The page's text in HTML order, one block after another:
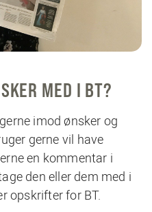
MED I BT?
imod ønsker og
gerne vil have
en kommentar i
den eller dem med i
opskrifter for BT.